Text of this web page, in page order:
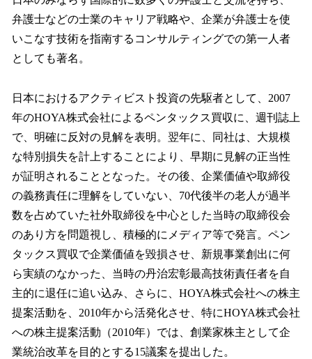
弁護士などの士業のキャリア戦略や、企業が弁護士を使
いこなす技術を指南するコンサルティングでの第一人者
としても著名。
日本におけるアクティビスト投資の先駆者として、2007
年のHOYA株式会社によるペンタックス買収に、週刊誌上
で、明確に反対の見解を表明。翌年に、同社は、大規模
な特別損失を計上することにより、早期に見解の正当性
が証明されることとなった。その後、企業価値や取締役
の義務責任に理解をしていない、70代後半の老人が過半
数を占めていた社外取締役を中心とした当時の取締役会
のあり方を問題視し、積極的にメディア等で発言。ペン
タックス買収で企業価値を毀損させ、新規事業創出に何
ら実績のなかった、当時の丹治宏彰最高技術責任者を自
主的に退任に追い込み、さらに、HOYA株式会社への株主
提案活動を、2010年から活発化させ、特にHOYA株式会社
への株主提案活動（2010年）では、創業家株主として企
業統治改革を目的とする15議案を提出した。